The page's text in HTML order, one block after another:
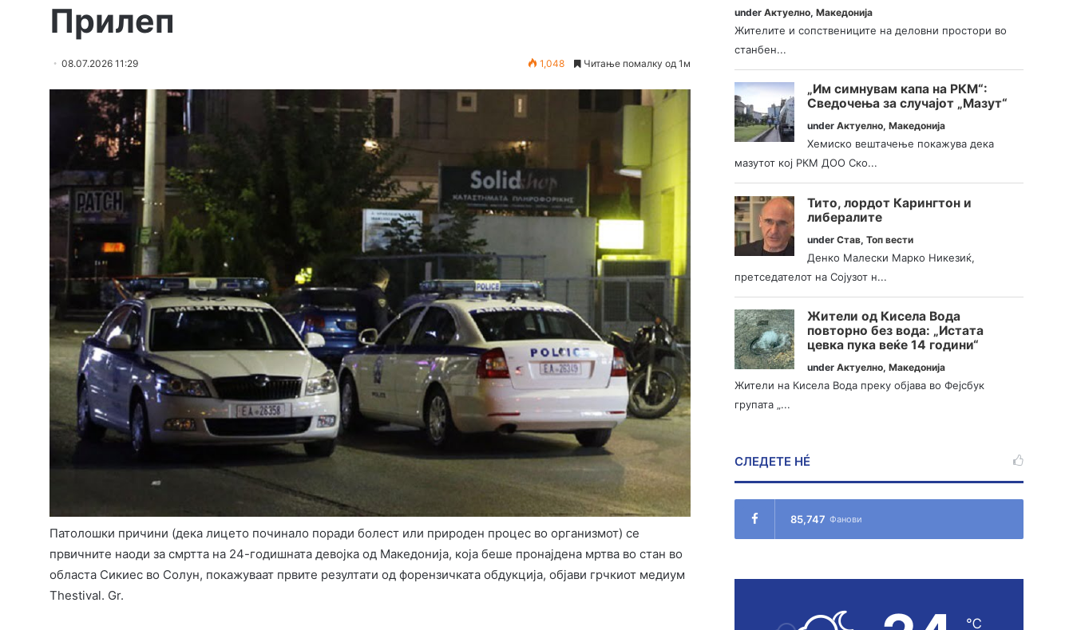
Прилеп
08.07.2026 11:29 1,048 Читање помалку од 1м
Патолошки причини (дека лицето починало поради болест или природен процес во организмот) се
првичните наоди за смртта на 24-годишната девојка од Македонија, која беше пронајдена мртва во стан во
областа Сикиес во Солун, покажуваат првите резултати од форензичката обдукција, објави грчкиот медиум
Thestival. Gr.
underАктуелно,Македонија
Жителите и сопствениците на деловни простори во
станбен...
„Им симнувам капа на РКМ“:
Сведочења за случајот „Мазут“
underАктуелно,Македонија
Хемиско вештачење покажува дека
мазутот кој РКМ ДОО Ско...
Тито, лордот Карингтон и
либералите
underСтав,Топ вести
Денко Малески Марко Никезиќ,
претседателот на Сојузот н...
Жители од Кисела Вода
повторно без вода: „Истата
цевка пука веќе 14 години“
underАктуелно,Македонија
Жители на Кисела Вода преку објава во Фејсбук
групата „...
СЛЕДЕТЕ НÉ
85,747 Фанови
℃